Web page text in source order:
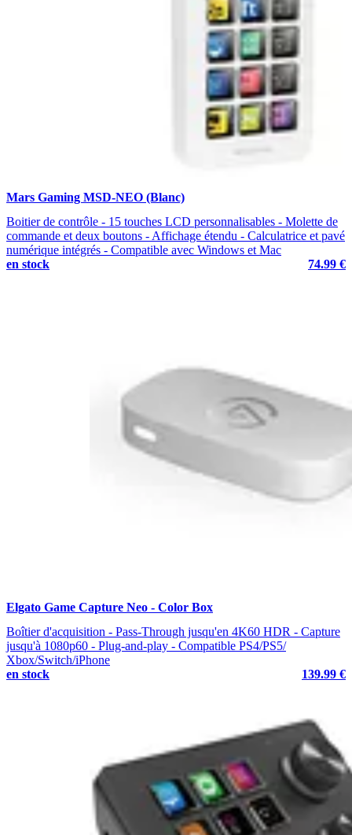
Mars Gaming MSD-NEO (Blanc)
Boitier de contrôle - 15 touches LCD personnalisables - Molette de
commande et deux boutons - Affichage étendu - Calculatrice et pavé
numérique intégrés - Compatible avec Windows et Mac
en stock
74.99 €
Elgato Game Capture Neo - Color Box
Boîtier d'acquisition - Pass-Through jusqu'en 4K60 HDR - Capture
jusqu'à 1080p60 - Plug-and-play - Compatible PS4/PS5/
Xbox/Switch/iPhone
en stock
139.99 €